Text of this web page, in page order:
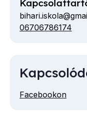
Telefon
06706786174
Facebookon